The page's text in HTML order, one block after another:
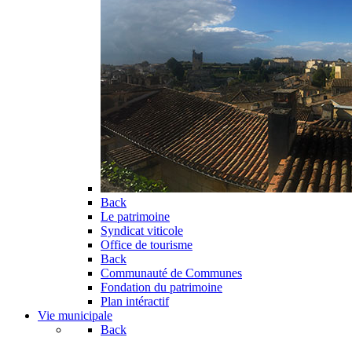
Back
Le patrimoine
Syndicat viticole
Office de tourisme
Back
Communauté de Communes
Fondation du patrimoine
Plan intéractif
Vie municipale
Back